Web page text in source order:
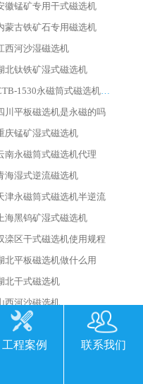
徽锰矿专用干式磁选机
蒙古铁矿石专用磁选机
西河沙湿磁选机
北钛铁矿湿式磁选机
CTB-1530永磁筒式磁选机代理商
川平板磁选机是永磁的吗
庆锰矿湿式磁选机
南永磁筒式磁选机代理
海湿式逆流磁选机
津永磁筒式磁选机半逆流
海黑钨矿湿式磁选机
滦区干式磁选机使用规程
北平板磁选机做什么用
北干式磁选机
西河沙磁选机
揭阳干式石英砂磁选机
烟台干式磁选机
工程案例 联系我们